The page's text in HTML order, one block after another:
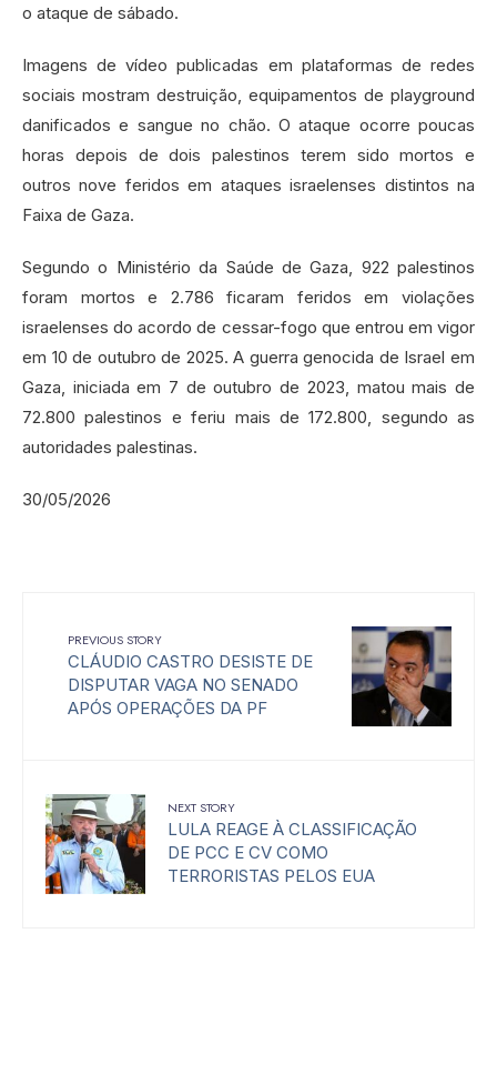
o ataque de sábado.
Imagens de vídeo publicadas em plataformas de redes
sociais mostram destruição, equipamentos de playground
danificados e sangue no chão. O ataque ocorre poucas
horas depois de dois palestinos terem sido mortos e
outros nove feridos em ataques israelenses distintos na
Faixa de Gaza.
Segundo o Ministério da Saúde de Gaza, 922 palestinos
foram mortos e 2.786 ficaram feridos em violações
israelenses do acordo de cessar-fogo que entrou em vigor
em 10 de outubro de 2025. A guerra genocida de Israel em
Gaza, iniciada em 7 de outubro de 2023, matou mais de
72.800 palestinos e feriu mais de 172.800, segundo as
autoridades palestinas.
30/05/2026
PREVIOUS STORY
CLÁUDIO CASTRO DESISTE DE
DISPUTAR VAGA NO SENADO
APÓS OPERAÇÕES DA PF
NEXT STORY
LULA REAGE À CLASSIFICAÇÃO
DE PCC E CV COMO
TERRORISTAS PELOS EUA